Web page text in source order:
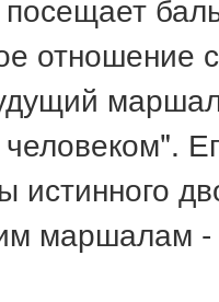
отношение